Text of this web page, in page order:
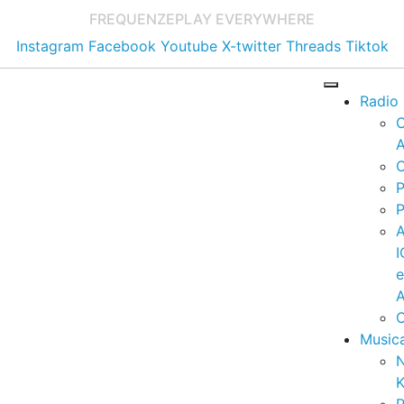
FREQUENZEPLAY EVERYWHERE
Instagram Facebook Youtube X-twitter Threads Tiktok
Radio
e